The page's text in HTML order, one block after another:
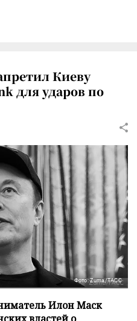
Киеву
для ударов по
Фото: Zuma/ТАСС
Илон Маск